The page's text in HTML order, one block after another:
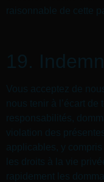
raisonnable de cette
19.
Vous acceptez de
nous tenir à l’écart
responsabilités,
violation des
applicables, y
les droits à la vie
rapidement les